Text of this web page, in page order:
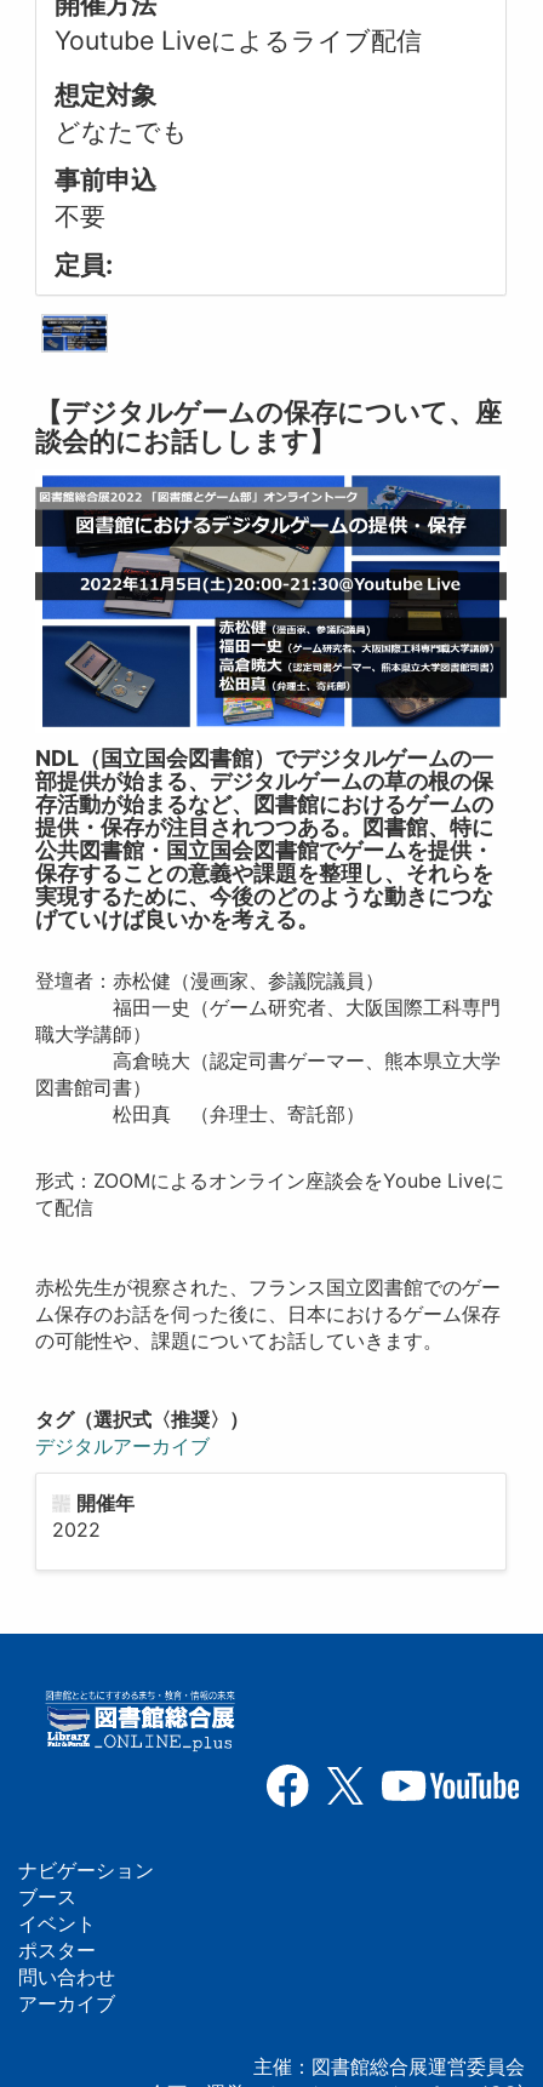
Youtube Liveによるライブ配信
想定対象
どなたでも
事前申込
不要
定員:
【デジタルゲームの保存について、座
談会的にお話しします】
NDL（国立国会図書館）でデジタルゲームの一
部提供が始まる、デジタルゲームの草の根の保
存活動が始まるなど、図書館におけるゲームの
提供・保存が注目されつつある。図書館、特に
公共図書館・国立国会図書館でゲームを提供・
保存することの意義や課題を整理し、それらを
実現するために、今後のどのような動きにつな
げていけば良いかを考える。
登壇者：赤松健（漫画家、参議院議員）
福田一史（ゲーム研究者、大阪国際工科専門
職大学講師）
高倉暁大（認定司書ゲーマー、熊本県立大学
図書館司書）
松田真 （弁理士、寄託部）
形式：ZOOMによるオンライン座談会をYoube Liveに
て配信
赤松先生が視察された、フランス国立図書館でのゲー
ム保存のお話を伺った後に、日本におけるゲーム保存
の可能性や、課題についてお話していきます。
タグ（選択式〈推奨〉）
デジタルアーカイブ
開催年
2022
フ
ッ
タ
ナビゲーション
ブース
イベント
ポスター
問い合わせ
アーカイブ
主催：図書館総合展運営委員会